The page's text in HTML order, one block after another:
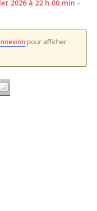
2026 à 22 h 00 min -
pour afficher